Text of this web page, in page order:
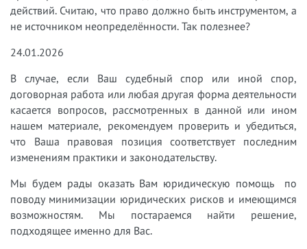
действий. Считаю, что право должно быть инструментом, а
не источником неопределённости. Так полезнее?
24.01.2026
В случае, если Ваш судебный спор или иной спор,
договорная работа или любая другая форма деятельности
касается вопросов, рассмотренных в данной или ином
нашем материале, рекомендуем проверить и убедиться,
что Ваша правовая позиция соответствует последним
изменениям практики и законодательству.
Мы будем рады оказать Вам юридическую помощь по
поводу минимизации юридических рисков и имеющимся
возможностям. Мы постараемся найти решение,
подходящее именно для Вас.